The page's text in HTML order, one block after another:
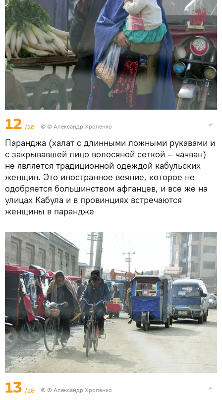
12 /28 © © Александр Хроленко
Паранджа (халат с длинными ложными рукавами и
с закрывавшей лицо волосяной сеткой – чачван)
не является традиционной одеждой кабульских
женщин. Это иностранное веяние, которое не
одобряется большинством афганцев, и все же на
улицах Кабула и в провинциях встречаются
женщины в парандже
13 /28 © © Александр Хроленко